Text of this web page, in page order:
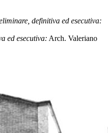
definitiva ed esecutiva:
ed esecutiva: Arch. Valeriano